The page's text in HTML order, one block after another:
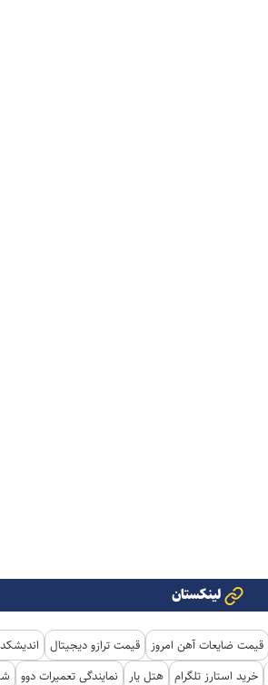
لینکستان
قیمت ضایعات آهن امروز قیمت ترازو دیجیتال
خرید استارز تلگرام هتل یار نمایندگی تعمیرات دوو